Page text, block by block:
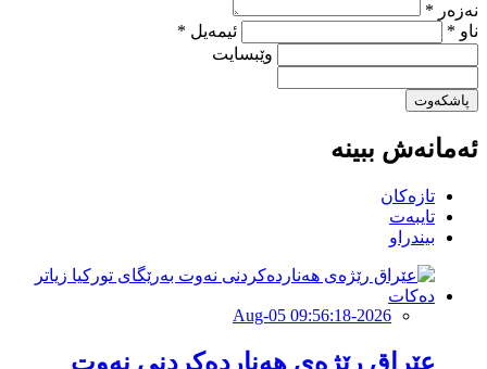
نەزەر *
ناو *
ئیمەیل *
وێبسایت
پاشکەوت
ئەمانەش ببینە
تازەکان
تایبەت
بیندراو
2026-Aug-05 09:56:18
عێراق رێژەی هەناردەکردنی نەوت